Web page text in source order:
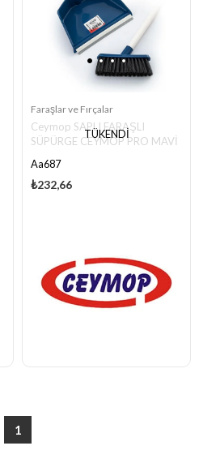
TÜKENDI
Faraşlar ve Fırçalar
Ceymop SAPLI FARAŞLI
SÜPÜRGE CEYMOP PRO MAVİ
Aa687
₺232,66
1